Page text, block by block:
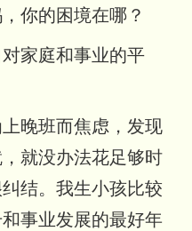
你的困境在哪？
家庭和事业的平
晚班而焦虑，发现
就没办法花足够时
结。 我生小孩比较
事业发展的最好年